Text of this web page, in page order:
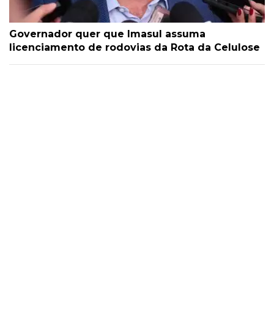
Governador quer que Imasul assuma
licenciamento de rodovias da Rota da Celulose